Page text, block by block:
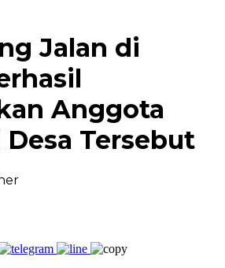
Jalan di
Anggota
Desa Tersebut